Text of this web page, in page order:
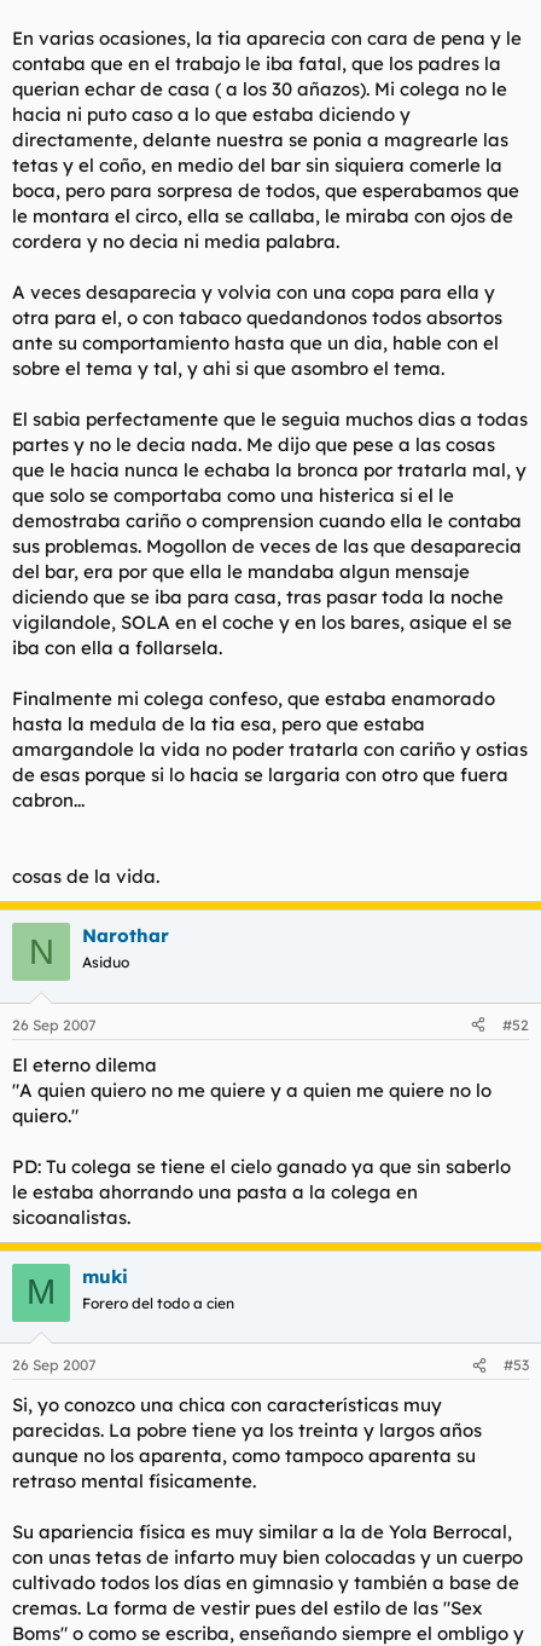
En varias ocasiones, la tia aparecia con cara de pena y le
contaba que en el trabajo le iba fatal, que los padres la
querian echar de casa ( a los 30 añazos). Mi colega no le
hacia ni puto caso a lo que estaba diciendo y
directamente, delante nuestra se ponia a magrearle las
tetas y el coño, en medio del bar sin siquiera comerle la
boca, pero para sorpresa de todos, que esperabamos que
le montara el circo, ella se callaba, le miraba con ojos de
cordera y no decia ni media palabra.
A veces desaparecia y volvia con una copa para ella y
otra para el, o con tabaco quedandonos todos absortos
ante su comportamiento hasta que un dia, hable con el
sobre el tema y tal, y ahi si que asombro el tema.
El sabia perfectamente que le seguia muchos dias a todas
partes y no le decia nada. Me dijo que pese a las cosas
que le hacia nunca le echaba la bronca por tratarla mal, y
que solo se comportaba como una histerica si el le
demostraba cariño o comprension cuando ella le contaba
sus problemas. Mogollon de veces de las que desaparecia
del bar, era por que ella le mandaba algun mensaje
diciendo que se iba para casa, tras pasar toda la noche
vigilandole, SOLA en el coche y en los bares, asique el se
iba con ella a follarsela.
Finalmente mi colega confeso, que estaba enamorado
hasta la medula de la tia esa, pero que estaba
amargandole la vida no poder tratarla con cariño y ostias
de esas porque si lo hacia se largaria con otro que fuera
cabron...
cosas de la vida.
N Narothar
Asiduo
26 Sep 2007 #52
El eterno dilema
"A quien quiero no me quiere y a quien me quiere no lo
quiero."
PD: Tu colega se tiene el cielo ganado ya que sin saberlo
le estaba ahorrando una pasta a la colega en
sicoanalistas.
M muki
Forero del todo a cien
26 Sep 2007 #53
Si, yo conozco una chica con características muy
parecidas. La pobre tiene ya los treinta y largos años
aunque no los aparenta, como tampoco aparenta su
retraso mental físicamente.
Su apariencia física es muy similar a la de Yola Berrocal,
con unas tetas de infarto muy bien colocadas y un cuerpo
cultivado todos los días en gimnasio y también a base de
cremas. La forma de vestir pues del estilo de las "Sex
Boms" o como se escriba, enseñando siempre el ombligo y